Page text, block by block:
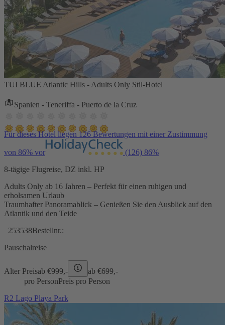
TUI BLUE Atlantic Hills - Adults Only Stil-Hotel
Spanien - Teneriffa - Puerto de la Cruz
Für dieses Hotel liegen 126 Bewertungen mit einer Zustimmung
von 86% vor (126) 86%
8-tägige Flugreise, DZ inkl. HP
Adults Only ab 16 Jahren – Perfekt für einen ruhigen und
erholsamen Urlaub
Traumhafter Panoramablick – Genießen Sie den Ausblick auf den
Atlantik und den Teide
253538Bestellnr.:
Pauschalreise
Alter Preisab €999,- ab €699,-
pro PersonPreis pro Person
R2 Lago Playa Park